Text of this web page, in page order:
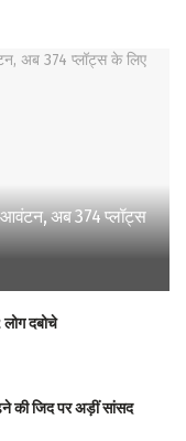
आवंटन, अब 374 प्लॉट्स
दबोचे
की जिद पर अड़ीं सांसद